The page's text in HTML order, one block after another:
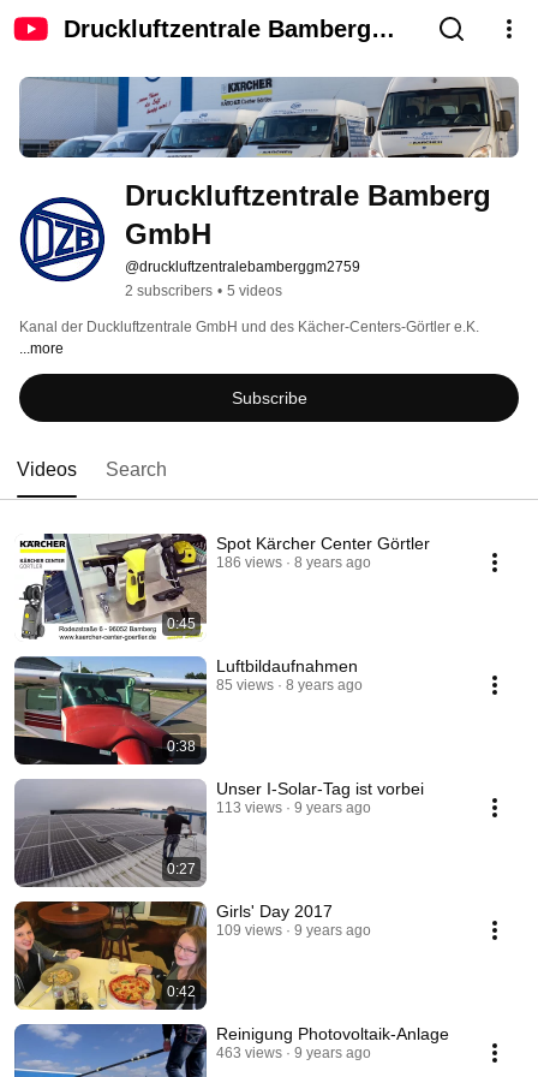
Druckluftzentrale Bamberg
Druckluftzentrale Bamberg
GmbH
@druckluftzentralebamberggm2759
2 subscribers • 5 videos
Kanal der Duckluftzentrale GmbH und des Kächer-Centers-Görtler e.K.
...more
Subscribe
Videos Search
0:45
Spot Kärcher Center Görtler
186 views 8 years ago
0:38
Luftbildaufnahmen
85 views 8 years ago
0:27
Unser I-Solar-Tag ist vorbei
113 views 9 years ago
0:42
Girls' Day 2017
109 views 9 years ago
Reinigung Photovoltaik-Anlage
463 views 9 years ago